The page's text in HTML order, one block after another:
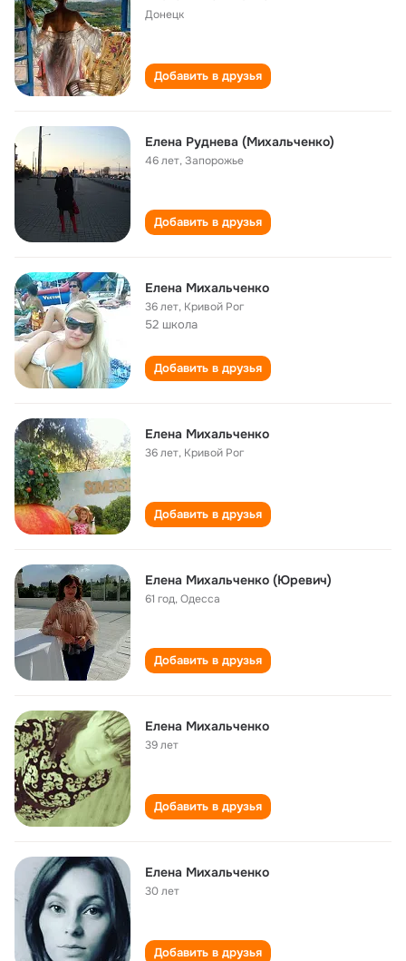
Донецк
Добавить в друзья
Елена Руднева (Михальченко)
46 лет,Запорожье
Добавить в друзья
Елена Михальченко
36 лет, Кривой Рог
52 школа
Добавить в друзья
Елена Михальченко
36 лет, Кривой Рог
Добавить в друзья
Елена Михальченко (Юревич)
61 год,Одесса
Добавить в друзья
Елена Михальченко
39 лет
Добавить в друзья
Елена Михальченко
30 лет
Добавить в друзья